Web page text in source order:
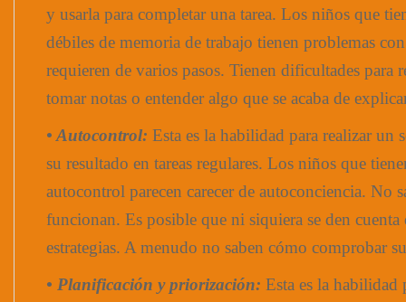
y usarla para completar una tarea. Los niños que
débiles de memoria de trabajo tienen problemas con
requieren de varios pasos. Tienen dificultades para
tomar notas o entender algo que se acaba de
• Autocontrol: Esta es la habilidad para realizar un
su resultado en tareas regulares. Los niños que
autocontrol parecen carecer de autoconciencia. No
funcionan. Es posible que ni siquiera se den cuenta
estrategias. A menudo no saben cómo comprobar
• Planificación y priorización: Esta es la habilidad